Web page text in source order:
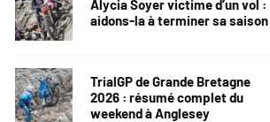
Alycia Soyer victime d’un vol :
aidons-la à terminer sa saison
TrialGP de Grande Bretagne
2026 : résumé complet du
weekend à Anglesey